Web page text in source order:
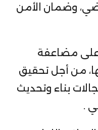
وضمان الأمن
على مضاعفة
من أجل تحقيق
بناء وتحديث
.